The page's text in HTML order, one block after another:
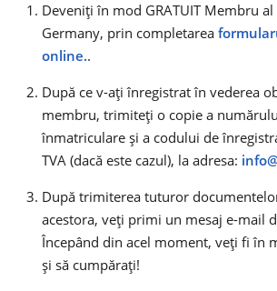
Deveniți în mod GRATUIT Membru al
Germany, prin completarea
online..
După ce v-ați înregistrat în vederea
membru, trimiteți o copie a
înmatriculare și a codului de
TVA (dacă este cazul), la adresa:
După trimiterea tuturor
acestora, veți primi un mesaj e-mail
Începând din acel moment, veți fi în
și să cumpărați!